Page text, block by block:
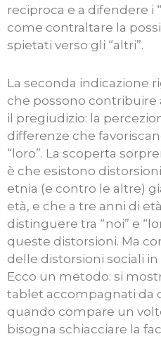
reciproca e a difendere i
come contraltare la
spietati verso gli “altri”.
La seconda indicazione
che possono contribuire
il pregiudizio: la
differenze che
“loro”. La scoperta
è che esistono
etnia (e contro le altre)
età, e che a tre anni di
distinguere tra “noi” e
queste distorsioni. Ma
delle distorsioni sociali
Ecco un metodo: si
tablet accompagnati da
quando compare un
bisogna schiacciare la